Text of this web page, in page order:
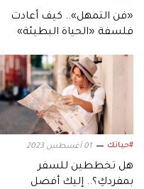
«فن التمهل».. كيف أعادت
فلسفة «الحياة البطيئة»
#حياتك 01 أغسطس 2023
هل تخططين للسفر
بمفردكِ؟.. إليك أفضل